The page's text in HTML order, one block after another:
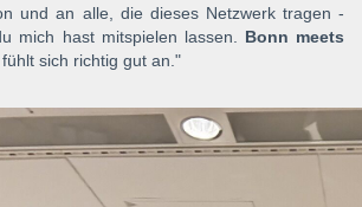
und an alle, die dieses Netzwerk tragen -
mich hast mitspielen lassen. Bonn meets
fühlt sich richtig gut an."